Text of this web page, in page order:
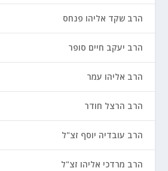
הרב שקד אליהו פנחס
הרב יעקב חיים סופר
הרב אליהו עמר
הרב הרצל חודר
הרב עובדיה יוסף זצ"ל
הרב מרדכי אליהו זצ"ל